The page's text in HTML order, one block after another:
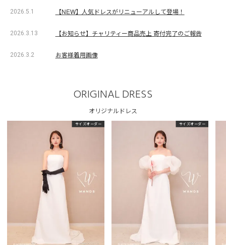
2026.5.1 【NEW】人気ドレスがリニューアルして登場！
2026.3.13 【お知らせ】チャリティー商品売上 寄付完了のご報告
2026.3.2 お客様着用画像
ORIGINAL DRESS
オリジナルドレス
サイズオーダー サイズオーダー